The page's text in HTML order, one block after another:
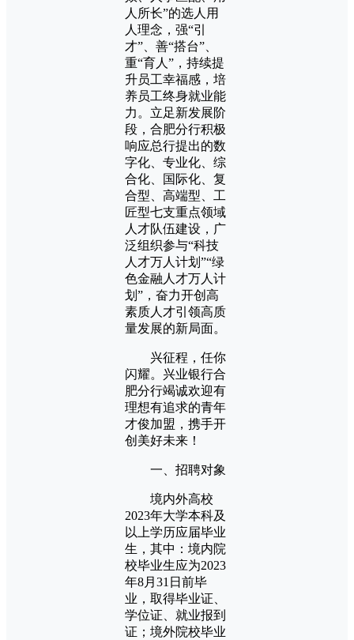
人所长”的选人用
人理念，强“引
才”、善“搭台”、
重“育人”，持续提
升员工幸福感，培
养员工终身就业能
力。立足新发展阶
段，合肥分行积极
响应总行提出的数
字化、专业化、综
合化、国际化、复
合型、高端型、工
匠型七支重点领域
人才队伍建设，广
泛组织参与“科技
人才万人计划”“绿
色金融人才万人计
划”，奋力开创高
素质人才引领高质
量发展的新局面。
兴征程，任你
闪耀。兴业银行合
肥分行竭诚欢迎有
理想有追求的青年
才俊加盟，携手开
创美好未来！
一、招聘对象
境内外高校
2023年大学本科及
以上学历应届毕业
生，其中：境内院
校毕业生应为2023
年8月31日前毕
业，取得毕业证、
学位证、就业报到
证；境外院校毕业